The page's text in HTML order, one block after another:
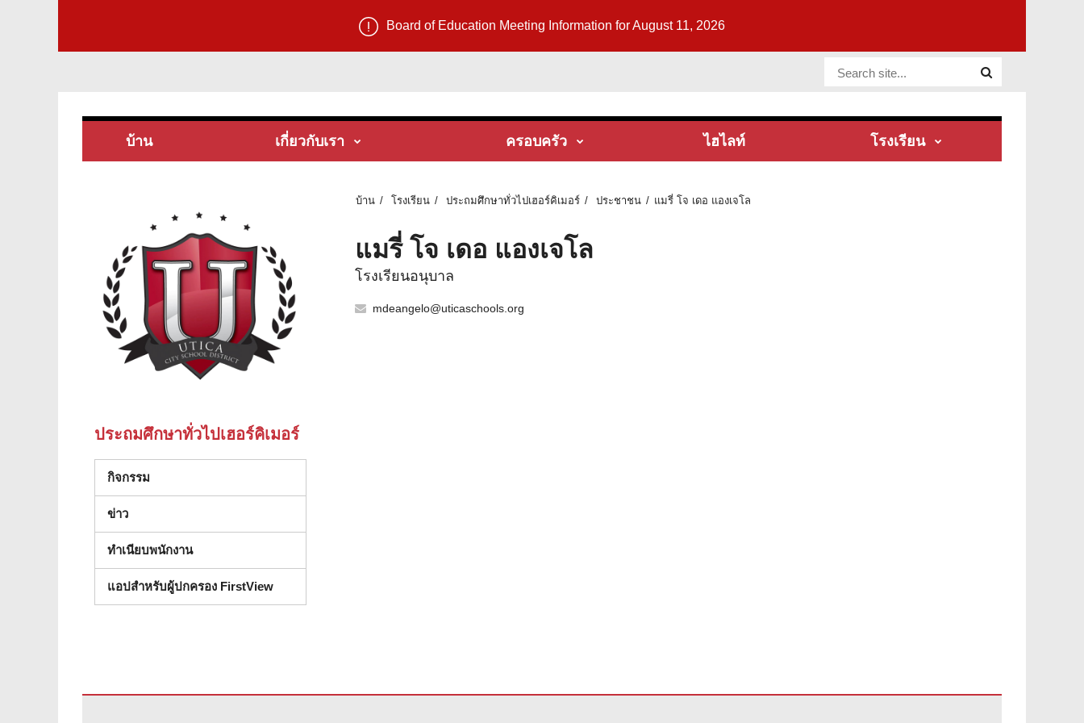
Board of Education Meeting Information for August 11, 2026
Website Site
บ้าน เกี่ยวกับเรา ครอบครัว ไฮไลท์ โรงเรียน
บ้าน โรงเรียน ประถมศึกษาทั่วไปเฮอร์คิเมอร์ ประชาชน แมรี่ โจ เดอ แองเจโล
แมรี่ โจ เดอ แองเจโล
โรงเรียนอนุบาล
mdeangelo@uticaschools.org
ประถมศึกษาทั่วไปเฮอร์คิเมอร์
กิจกรรม
ข่าว
ทําเนียบพนักงาน
แอปสำหรับผู้ปกครอง FirstView